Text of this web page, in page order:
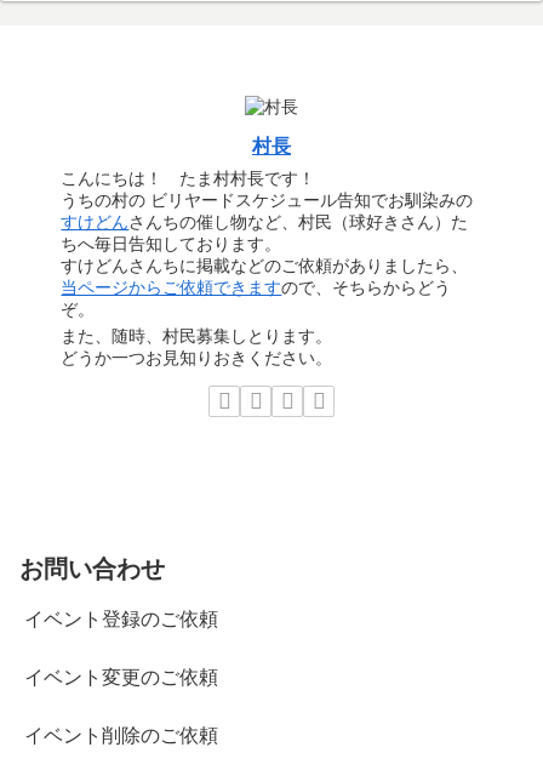
村長
こんにちは！ たま村村長です！
うちの村の ビリヤードスケジュール告知でお馴染みの
すけどんさんちの催し物など、村民（球好きさん）た
ちへ毎日告知しております。
すけどんさんちに掲載などのご依頼がありましたら、
当ページからご依頼できますので、そちらからどう
ぞ。
また、随時、村民募集しとります。
どうか一つお見知りおきください。
お問い合わせ
イベント登録のご依頼
イベント変更のご依頼
イベント削除のご依頼